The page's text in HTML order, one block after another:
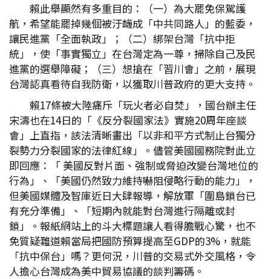
賴此舉顯然有多重目的：（一）為大罷免保駕護
航，希望能罷掉幾個被汙衊成「中共同路人」的藍委，
讓民進黨「全面執政」；（二）綁架台灣「抗中拒
統」，使「事實獨立」在台灣定為一尊，掃除自己及民
進黨的選舉障礙；（三）想搶在「習川會」之前，展現
台灣認真看待自我防衛，以獲取川普政府的更大支持。
賴17條被大陸痛斥「玩火者必自焚」，國台辦主任
宋濤也在14日的「《反分裂國家法》實施20周年座談
會」上直指，該法清晰畫出「以非和平方式制止台獨分
裂勢力分裂國家的法律紅線」。儘管美國國務院對此立
即回應：「 美國反對片面、強制或脅迫改變台灣地位的
行為」、「美國仍然致力維持嚇阻侵略行動的能力」，
但美國媒體及智庫近日大肆報導，解放軍「圍島鎖台已
有充分準備」、「短期內就能對台灣進行隔離或封
鎖」。報紙網站上的斗大標題讓人看得膽戰心驚，也不
免質疑難道賴當局把國防預算提高至GDP的3%，就能
「抗中保台」嗎？更何況，川普的交易式外交風格，令
人擔心台灣成為美中貿易協議的談判籌碼。